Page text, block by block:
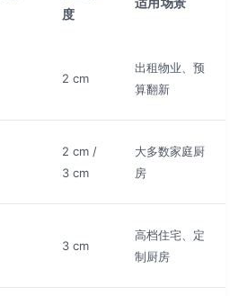
度
2 cm
出租物业、预
算翻新
2 cm /
3 cm
大多数家庭厨
房
3 cm
高档住宅、定
制厨房